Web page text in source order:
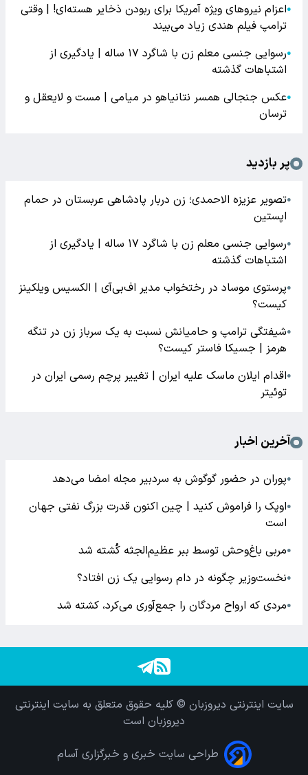
●اعزام نیروهای ویژه آمریکا برای ربودن ذخایر هسته‌ای! | وقتی
ترامپ فیلم هندی زیاد می‌بیند
●
رسوایی جنسی معلم زن با شاگرد ۱۷ ساله | یادگیری از
اشتباهات گذشته
●عکس جنجالی همسر نتانیاهو در میامی | مست و لایعقل و
ترسان
پر بازدید
●تصویر عزیزه الاحمدی؛ زن دربار پادشاهی عربستان در حمام
اپستین
●
رسوایی جنسی معلم زن با شاگرد ۱۷ ساله | یادگیری از
اشتباهات گذشته
●پرستوی موساد در رختخواب مدیر اف‌بی‌آی | الکسیس ویلکینز
کیست؟
●شیفتگی ترامپ و حامیانش نسبت به یک سرباز زن در تنگه
هرمز | جسیکا فاستر کیست؟
●اقدام ایلان ماسک علیه ایران | تغییر پرچم رسمی ایران در
توئیتر
آخرین اخبار
●پوران در حضور گوگوش به سردبیر مجله امضا می‌دهد
●اوپک را فراموش کنید | چین اکنون قدرت بزرگ نفتی جهان
است
●مربی باغ‌وحش توسط ببر عظیم‌الجثه کُشته شد
●نخست‌وزیر چگونه در دام رسوایی یک زن افتاد؟
●مردی که ارواح مردگان را جمع‌آوری می‌کرد، کشته شد
سایت اینترنتی دیروزبان © کلیه حقوق متعلق به سایت اینترنتی
دیروزبان است
طراحی سایت خبری و خبرگزاری آسام